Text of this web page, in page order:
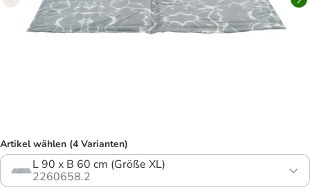
Artikel wählen (4 Varianten)
L 90 x B 60 cm (Größe XL)
2260658.2